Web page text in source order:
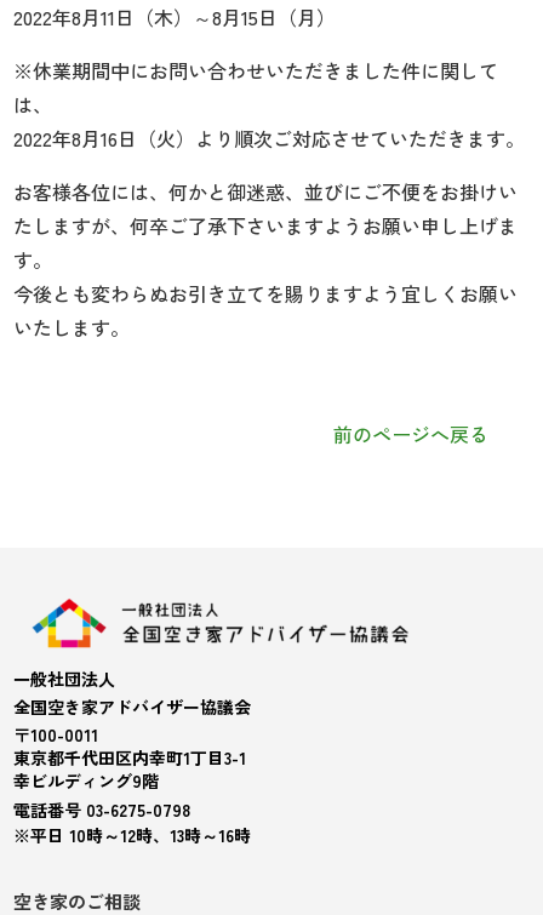
2022年8月11日（木）～8月15日（月）
※休業期間中にお問い合わせいただきました件に関して
は、
2022年8月16日（火）より順次ご対応させていただきます。
お客様各位には、何かと御迷惑、並びにご不便をお掛けい
たしますが、何卒ご了承下さいますようお願い申し上げま
す。
今後とも変わらぬお引き立てを賜りますよう宜しくお願い
いたします。
前のページへ戻る
一般社団法人
全国空き家アドバイザー協議会
〒100-0011
東京都千代田区内幸町1丁目3-1
幸ビルディング9階
電話番号 03-6275-0798
※平日 10時～12時、13時～16時
空き家のご相談